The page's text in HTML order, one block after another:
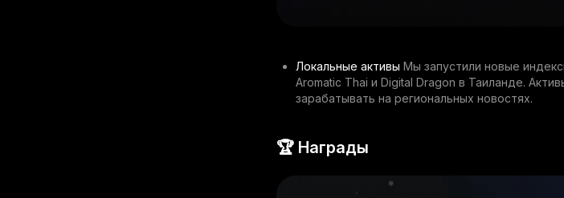
Локальные активы Мы запустили новые
Aromatic Thai и Digital Dragon в Таиланде.
зарабатывать на региональных новостях.
🏆 Награды